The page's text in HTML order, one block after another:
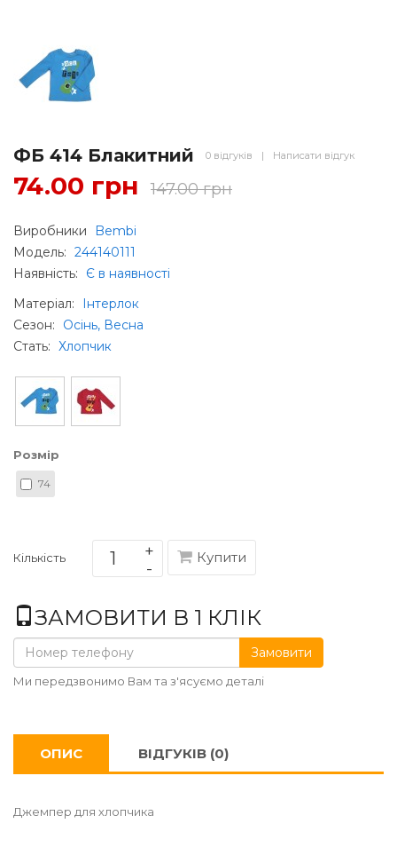
ФБ 414 Блакитний 0 відгуків | Написати відгук
74.00 грн 147.00 грн
Виробники
Bembi
Модель: 244140111
Наявність:
Є в наявності
Матеріал:
Інтерлок
Сезон:
Осінь, Весна
Стать: Хлопчик
Розмір
74
Кількість Купити
ЗАМОВИТИ В 1 КЛІК
Замовити
Ми передзвонимо Вам та з'ясуємо деталі
ОПИС ВІДГУКІВ (0)
Джемпер для хлопчика